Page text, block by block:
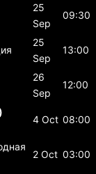
25
Sep
09:30
25
Sep
13:00
26
Sep
12:00
4 Oct 08:00
2 Oct 03:00